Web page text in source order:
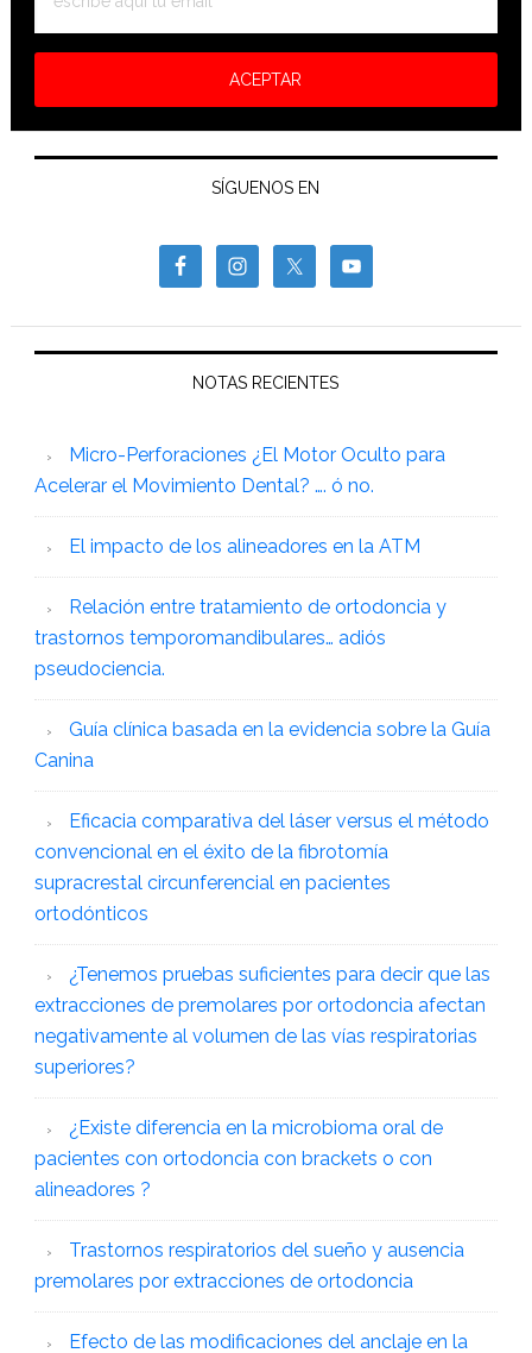
SÍGUENOS EN
NOTAS RECIENTES
Micro-Perforaciones ¿El Motor Oculto para
Acelerar el Movimiento Dental? …. ó no.
El impacto de los alineadores en la ATM
Relación entre tratamiento de ortodoncia y
trastornos temporomandibulares… adiós
pseudociencia.
Guía clínica basada en la evidencia sobre la Guía
Canina
Eficacia comparativa del láser versus el método
convencional en el éxito de la fibrotomía
supracrestal circunferencial en pacientes
ortodónticos
¿Tenemos pruebas suficientes para decir que las
extracciones de premolares por ortodoncia afectan
negativamente al volumen de las vías respiratorias
superiores?
¿Existe diferencia en la microbioma oral de
pacientes con ortodoncia con brackets o con
alineadores ?
Trastornos respiratorios del sueño y ausencia
premolares por extracciones de ortodoncia
Efecto de las modificaciones del anclaje en la